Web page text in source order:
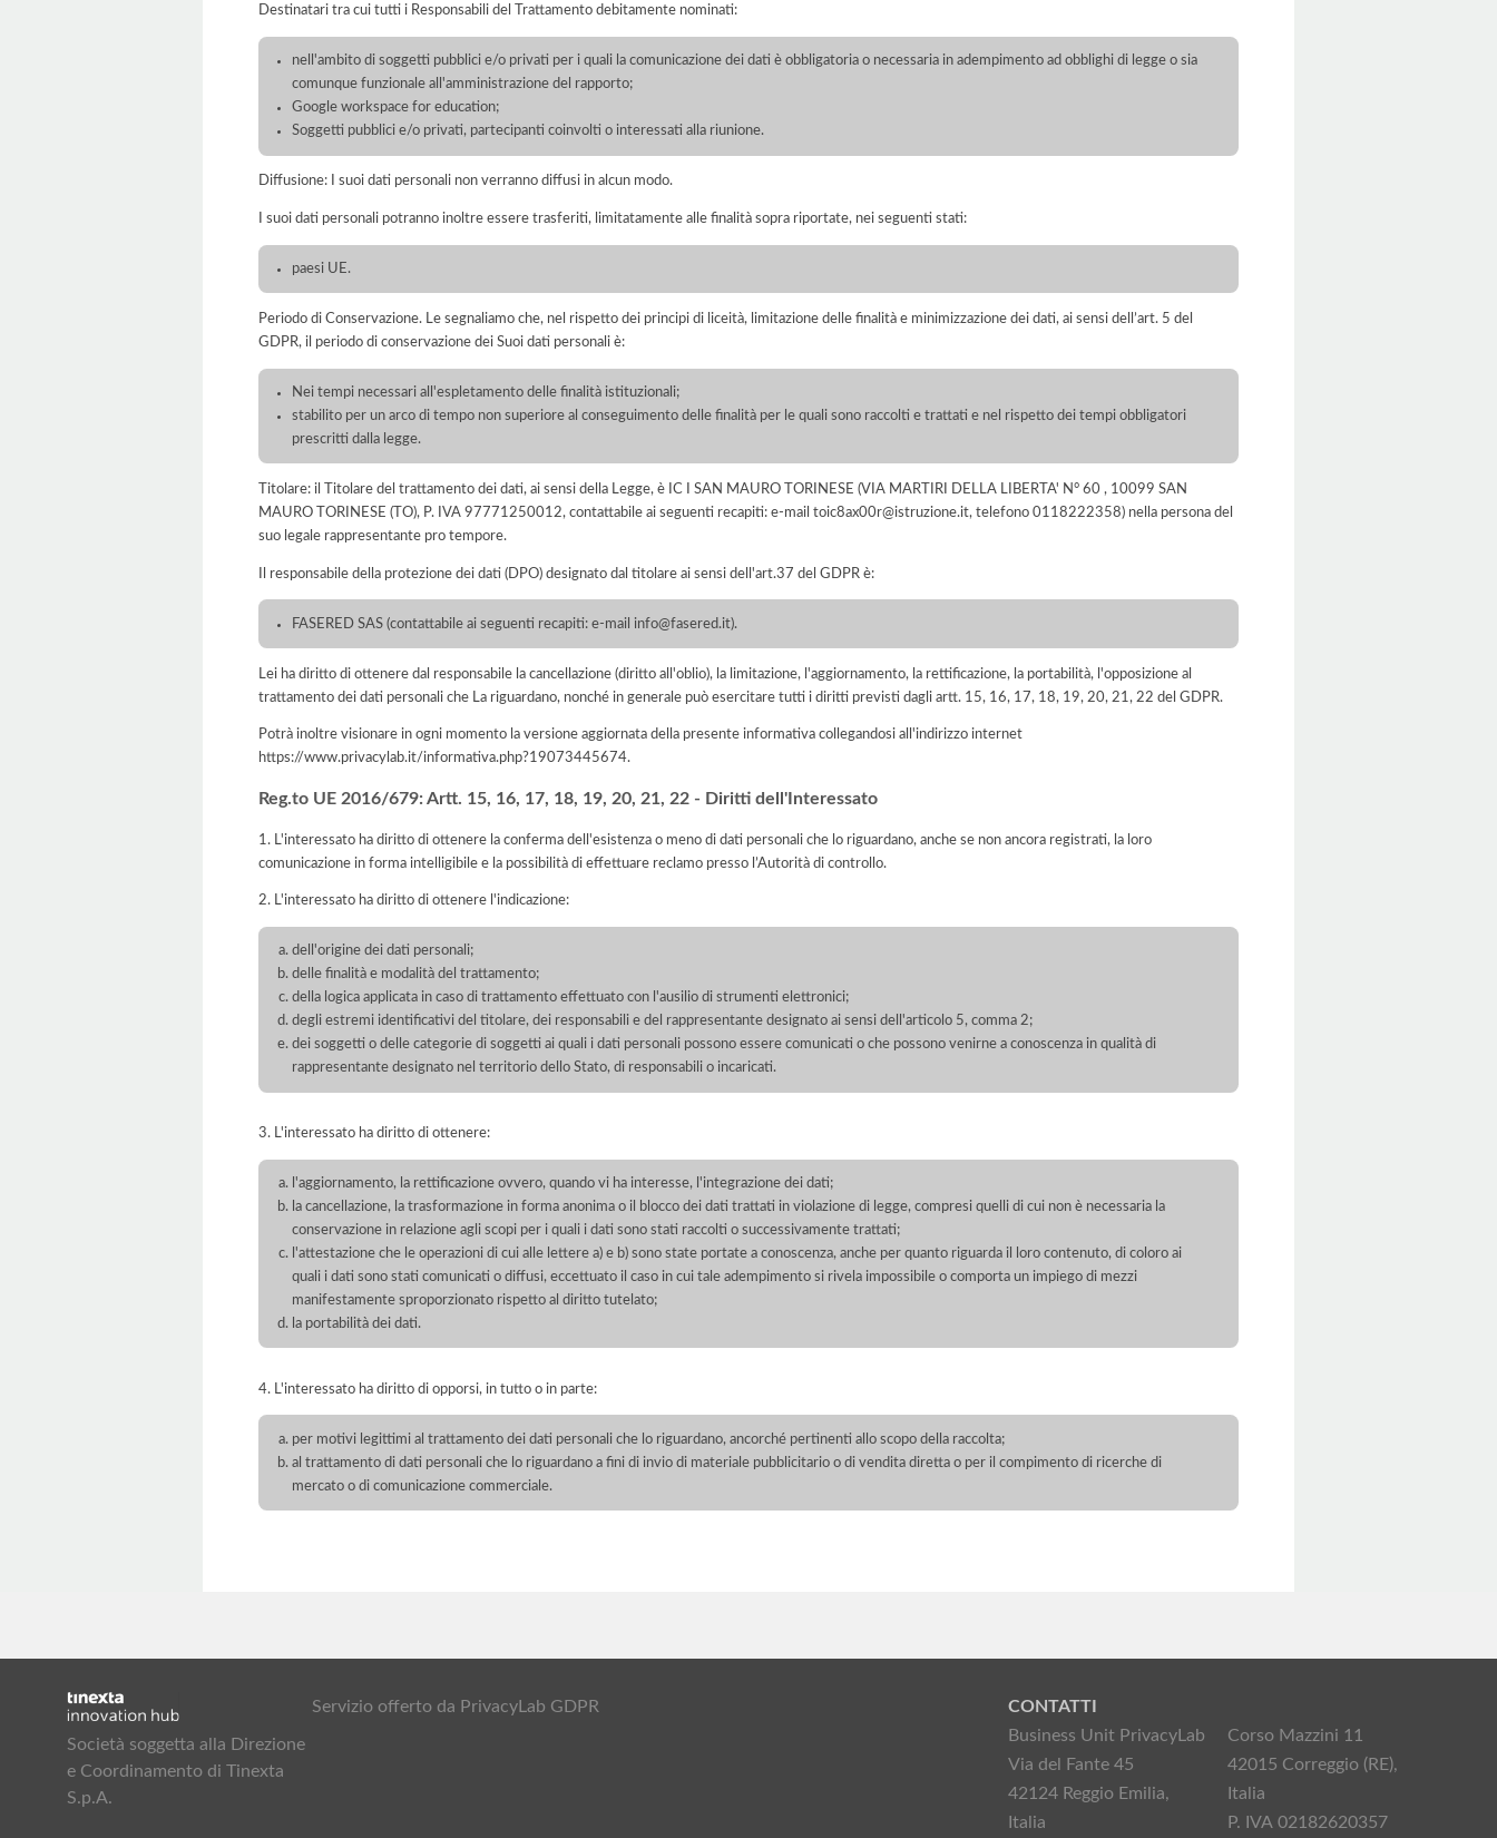
Destinatari tra cui tutti i Responsabili del Trattamento debitamente nominati:
nell'ambito di soggetti pubblici e/o privati per i quali la comunicazione dei dati è obbligatoria o necessaria in adempimento ad obblighi di legge o sia
comunque funzionale all'amministrazione del rapporto;
Google workspace for education;
Soggetti pubblici e/o privati, partecipanti coinvolti o interessati alla riunione.
Diffusione: I suoi dati personali non verranno diffusi in alcun modo.
I suoi dati personali potranno inoltre essere trasferiti, limitatamente alle finalità sopra riportate, nei seguenti stati:
paesi UE.
Periodo di Conservazione. Le segnaliamo che, nel rispetto dei principi di liceità, limitazione delle finalità e minimizzazione dei dati, ai sensi dell’art. 5 del
GDPR, il periodo di conservazione dei Suoi dati personali è:
Nei tempi necessari all'espletamento delle finalità istituzionali;
stabilito per un arco di tempo non superiore al conseguimento delle finalità per le quali sono raccolti e trattati e nel rispetto dei tempi obbligatori
prescritti dalla legge.
Titolare: il Titolare del trattamento dei dati, ai sensi della Legge, è IC I SAN MAURO TORINESE (VIA MARTIRI DELLA LIBERTA' N° 60 , 10099 SAN
MAURO TORINESE (TO), P. IVA 97771250012, contattabile ai seguenti recapiti: e-mail toic8ax00r@istruzione.it, telefono 0118222358) nella persona del
suo legale rappresentante pro tempore.
Il responsabile della protezione dei dati (DPO) designato dal titolare ai sensi dell'art.37 del GDPR è:
FASERED SAS (contattabile ai seguenti recapiti: e-mail info@fasered.it).
Lei ha diritto di ottenere dal responsabile la cancellazione (diritto all'oblio), la limitazione, l'aggiornamento, la rettificazione, la portabilità, l'opposizione al
trattamento dei dati personali che La riguardano, nonché in generale può esercitare tutti i diritti previsti dagli artt. 15, 16, 17, 18, 19, 20, 21, 22 del GDPR.
Potrà inoltre visionare in ogni momento la versione aggiornata della presente informativa collegandosi all'indirizzo internet
https://www.privacylab.it/informativa.php?19073445674.
Reg.to UE 2016/679: Artt. 15, 16, 17, 18, 19, 20, 21, 22 - Diritti dell'Interessato
1. L'interessato ha diritto di ottenere la conferma dell'esistenza o meno di dati personali che lo riguardano, anche se non ancora registrati, la loro
comunicazione in forma intelligibile e la possibilità di effettuare reclamo presso l’Autorità di controllo.
2. L'interessato ha diritto di ottenere l'indicazione:
dell'origine dei dati personali;
delle finalità e modalità del trattamento;
della logica applicata in caso di trattamento effettuato con l'ausilio di strumenti elettronici;
degli estremi identificativi del titolare, dei responsabili e del rappresentante designato ai sensi dell'articolo 5, comma 2;
dei soggetti o delle categorie di soggetti ai quali i dati personali possono essere comunicati o che possono venirne a conoscenza in qualità di
rappresentante designato nel territorio dello Stato, di responsabili o incaricati.
3. L'interessato ha diritto di ottenere:
l'aggiornamento, la rettificazione ovvero, quando vi ha interesse, l'integrazione dei dati;
la cancellazione, la trasformazione in forma anonima o il blocco dei dati trattati in violazione di legge, compresi quelli di cui non è necessaria la
conservazione in relazione agli scopi per i quali i dati sono stati raccolti o successivamente trattati;
l'attestazione che le operazioni di cui alle lettere a) e b) sono state portate a conoscenza, anche per quanto riguarda il loro contenuto, di coloro ai
quali i dati sono stati comunicati o diffusi, eccettuato il caso in cui tale adempimento si rivela impossibile o comporta un impiego di mezzi
manifestamente sproporzionato rispetto al diritto tutelato;
la portabilità dei dati.
4. L'interessato ha diritto di opporsi, in tutto o in parte:
per motivi legittimi al trattamento dei dati personali che lo riguardano, ancorché pertinenti allo scopo della raccolta;
al trattamento di dati personali che lo riguardano a fini di invio di materiale pubblicitario o di vendita diretta o per il compimento di ricerche di
mercato o di comunicazione commerciale.
Società soggetta alla Direzione
e Coordinamento di Tinexta
S.p.A.
Servizio offerto da PrivacyLab GDPR
CONTATTI
Business Unit PrivacyLab
Via del Fante 45
42124 Reggio Emilia,
Italia
Corso Mazzini 11
42015 Correggio (RE),
Italia
P. IVA 02182620357